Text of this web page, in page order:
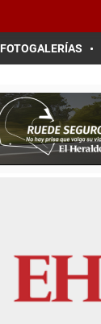
FOTOGALERÍAS